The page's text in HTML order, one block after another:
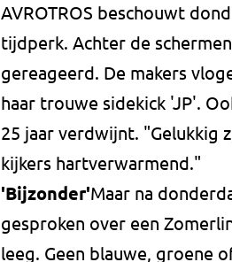
AVROTROS beschouwt
tijdperk. Achter de
gereageerd. De makers
haar trouwe sidekick 'JP'.
25 jaar verdwijnt. "Gelukkig
kijkers hartverwarmend."
'Bijzonder'Maar na
gesproken over een
leeg. Geen blauwe, groene